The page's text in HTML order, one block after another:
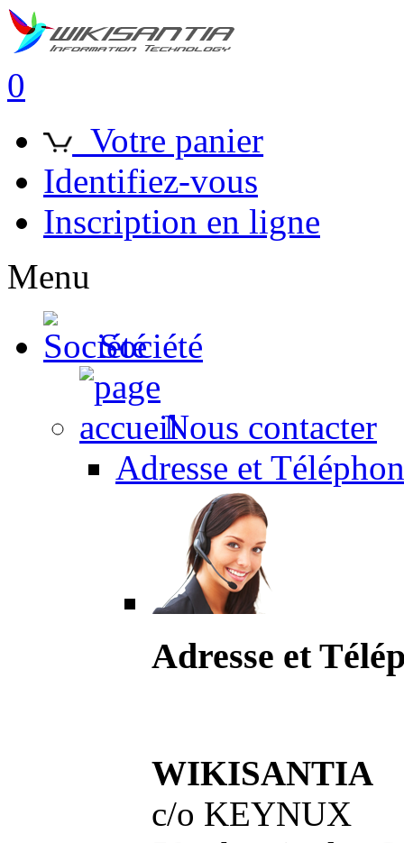
0
Votre panier
Identifiez-vous
Inscription en ligne
Menu
Société
Nous contacter
Adresse et
Adresse et
WIKISANTIA
c/o KEYNUX